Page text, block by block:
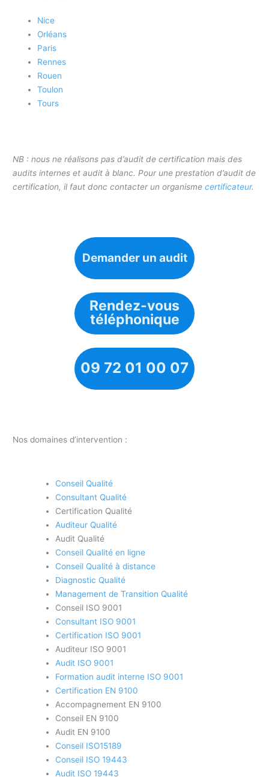
Nice
Orléans
Paris
Rennes
Rouen
Toulon
Tours
NB : nous ne réalisons pas d’audit de certification mais des
audits internes et audit à blanc. Pour une prestation d’audit de
certification, il faut donc contacter un organismecertificateur.
Demander un audit
Rendez-vous
téléphonique
09 72 01 00 07
Nos domaines d’intervention :
Conseil Qualité
Consultant Qualité
Certification Qualité
Auditeur Qualité
Audit Qualité
Conseil Qualité en ligne
Conseil Qualité à distance
Diagnostic Qualité
Management de Transition Qualité
Conseil ISO 9001
Consultant ISO 9001
Certification ISO 9001
Auditeur ISO 9001
Audit ISO 9001
Formation audit interne ISO 9001
Certification EN 9100
Accompagnement EN 9100
Conseil EN 9100
Audit EN 9100
Conseil ISO15189
Conseil ISO 19443
Audit ISO 19443